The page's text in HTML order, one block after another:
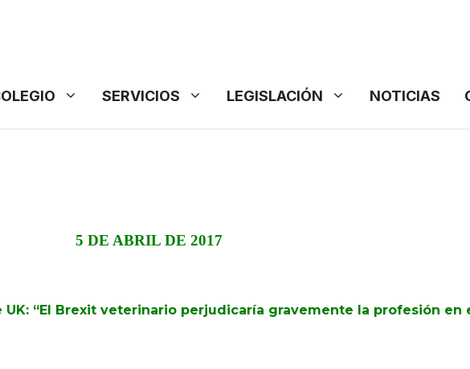
SERVICIOS LEGISLACIÓN NOTICIAS
5 DE ABRIL DE 2017
“El Brexit veterinario perjudicaría gravemente la profesión en